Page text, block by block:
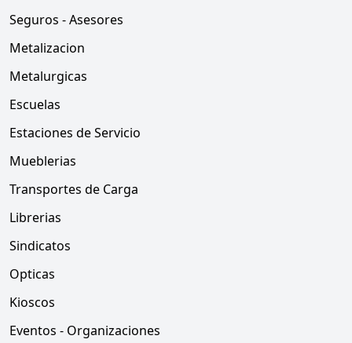
Seguros - Asesores
Metalizacion
Metalurgicas
Escuelas
Estaciones de Servicio
Mueblerias
Transportes de Carga
Librerias
Sindicatos
Opticas
Kioscos
Eventos - Organizaciones